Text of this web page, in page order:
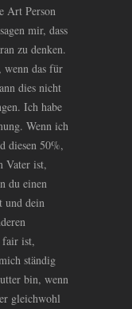
Art Person
mir, dass
zu denken.
das für
dies nicht
Ich habe
Wenn ich
diesen 50%,
Vater ist,
du einen
und dein
fair ist,
ständig
bin, wenn
gleichwohl